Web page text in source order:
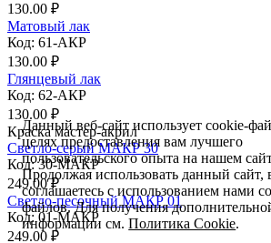
130.00 ₽
Матовый лак
Код: 61-АКР
130.00 ₽
Глянцевый лак
Код: 62-АКР
130.00 ₽
Краска мастер-акрил
Светло-серый МАКР 30
Код: 30-МАКР
249.00 ₽
Светло-песочный МАКР 01
Код: 01-МАКР
249.00 ₽
Данный веб-сайт использует cookie-
целях предоставления вам лучшего
пользовательского опыта на нашем
Продолжая использовать данный сайт,
соглашаетесь с использованием нами
файлов. Для получения
информации см.Политика Cookie.